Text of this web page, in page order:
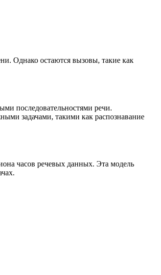
Однако остаются вызовы, такие как
последовательностями речи.
задачами, такими как распознавание
часов речевых данных. Эта модель